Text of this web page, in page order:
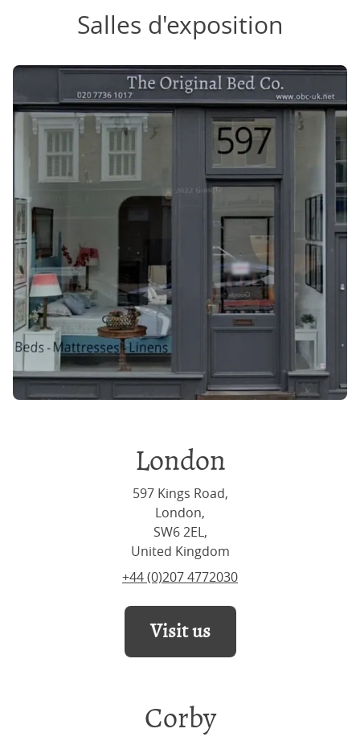
Salles d'exposition
London
597 Kings Road,
London,
SW6 2EL,
United Kingdom
+44 (0)207 4772030
Visit us
Corby